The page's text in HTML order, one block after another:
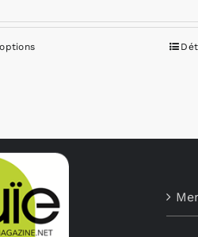
Ce
variations.
Les
peuvent
être